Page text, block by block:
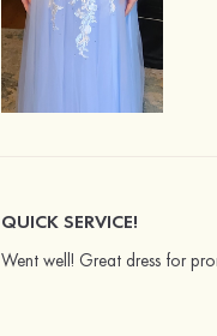
QUICK SERVICE!
Went well! Great dress for